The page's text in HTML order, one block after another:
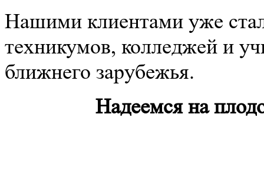
Нашими клиентами уже
техникумов, колледжей и
ближнего зарубежья.
Надеемся на